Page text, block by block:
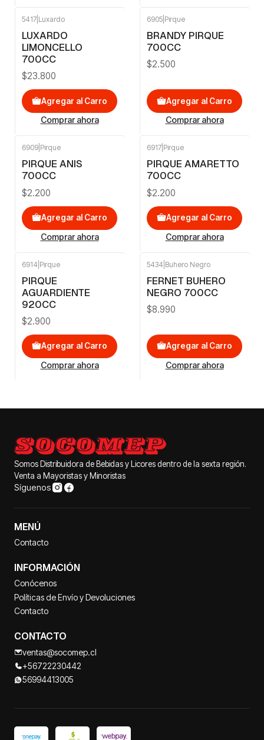
5417 Luxardo
LUXARDO
LIMONCELLO
700CC
$23.800
Agregar al Carro
Comprar ahora
6905 Pirque
BRANDY PIRQUE
700CC
$2.500
Agregar al Carro
Comprar ahora
6909 Pirque
PIRQUE ANIS
700CC
$2.200
Agregar al Carro
Comprar ahora
6917 Pirque
PIRQUE AMARETTO
700CC
$2.200
Agregar al Carro
Comprar ahora
6914 Pirque
PIRQUE
AGUARDIENTE
920CC
$2.900
Agregar al Carro
Comprar ahora
5434 Buhero Negro
FERNET BUHERO
NEGRO 700CC
$8.990
Agregar al Carro
Comprar ahora
Somos Distribuidora de Bebidas y Licores dentro de la sexta región.
Venta a Mayoristas y Minoristas
Síguenos
MENÚ
Contacto
INFORMACIÓN
Conócenos
Políticas de Envío y Devoluciones
Contacto
CONTACTO
ventas@socomep.cl
+56722230442
56994413005